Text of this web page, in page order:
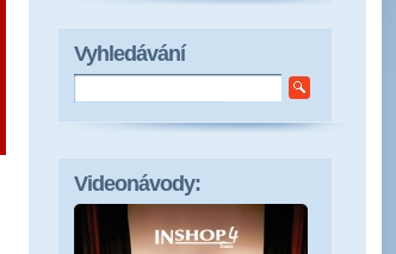
Vyhledávání
Videonávody: